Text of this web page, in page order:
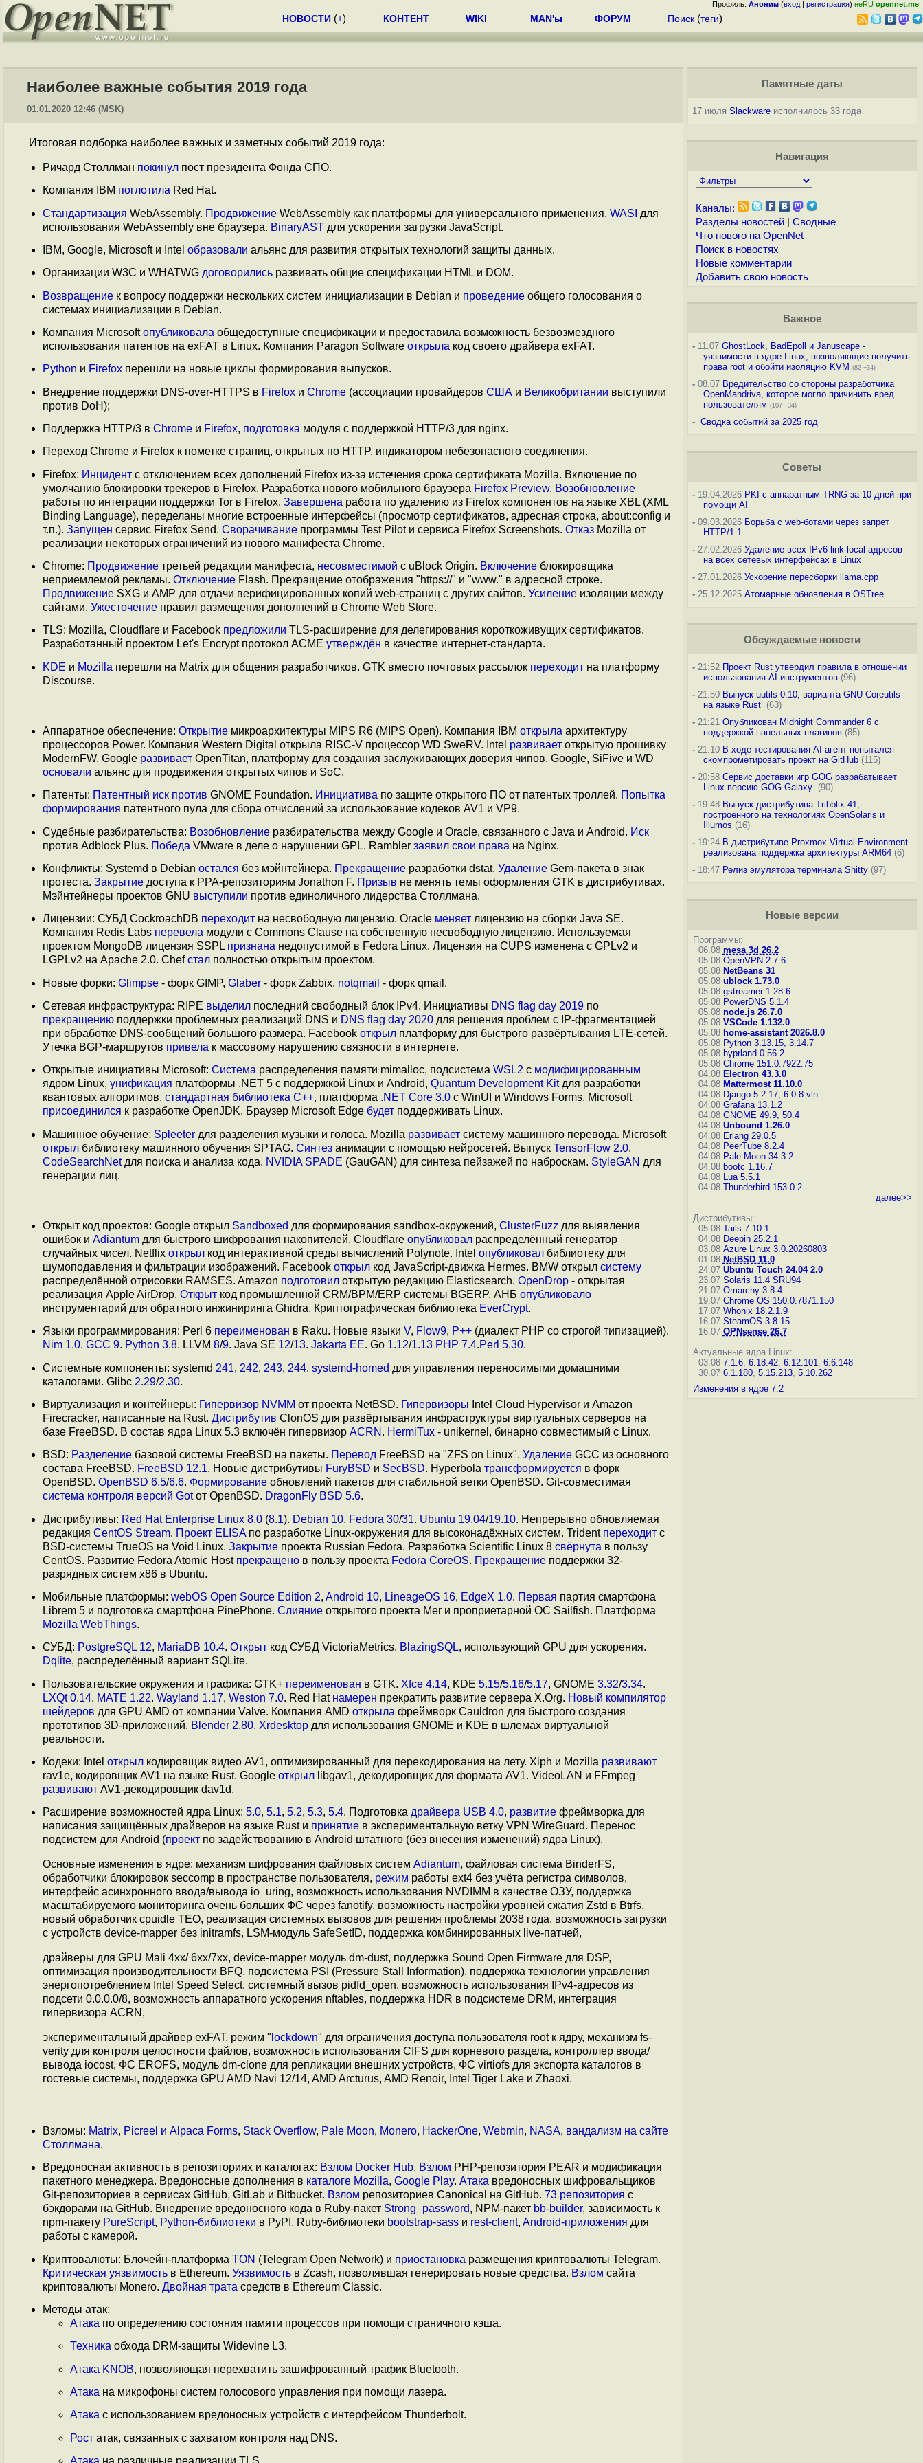
Профиль: Аноним (вход | регистрация) неRU opennet.me
НОВОСТИ (+) КОНТЕНТ WIKI MAN'ы ФОРУМ Поиск (теги)
Наиболее важные события 2019 года
01.01.2020 12:46 (MSK)
Итоговая подборка наиболее важных и заметных событий 2019 года:
Ричард Столлман покинул пост президента Фонда СПО.
Компания IBM поглотила Red Hat.
Стандартизация WebAssembly. Продвижение WebAssembly как платформы для универсального применения. WASI для
использования WebAssembly вне браузера. BinaryAST для ускорения загрузки JavaScript.
IBM, Google, Microsoft и Intel образовали альянс для развития открытых технологий защиты данных.
Организации W3C и WHATWG договорились развивать общие спецификации HTML и DOM.
Возвращение к вопросу поддержки нескольких систем инициализации в Debian и проведение общего голосования о
системах инициализации в Debian.
Компания Microsoftопубликовала общедоступные спецификации и предоставила возможность безвозмездного
использования патентов на exFAT в Linux. Компания Paragon Software открыла код своего драйвера exFAT.
Python и Firefox перешли на новые циклы формирования выпусков.
Внедрение поддержки DNS-over-HTTPS в Firefox и Chrome (ассоциации провайдеров США и Великобритании выступили
против DoH);
Поддержка HTTP/3 в Chrome и Firefox, подготовка модуля с поддержкой HTTP/3 для nginx.
Переход Chrome и Firefox к пометке страниц, открытых по HTTP, индикатором небезопасного соединения.
Firefox: Инцидент с отключением всех дополнений Firefox из-за истечения срока сертификата Mozilla. Включение по
умолчанию блокировки трекеров в Firefox. Разработка нового мобильного браузера Firefox Preview. Возобновление
работы по интеграции поддержки Tor в Firefox. Завершена работа по удалению из Firefox компонентов на языке XBL (XML
Binding Language), переделаны многие встроенные интерфейсы (просмотр сертификатов, адресная строка, about:config и
т.п.). Запущен сервис Firefox Send. Сворачивание программы Test Pilot и сервиса Firefox Screenshots. Отказ Mozilla от
реализации некоторых ограничений из нового манифеста Chrome.
Chrome: Продвижение третьей редакции манифеста, несовместимой с uBlock Origin. Включение блокировщика
неприемлемой рекламы. Отключение Flash. Прекращение отображения "https://" и "www." в адресной строке.
Продвижение SXG и AMP для отдачи верифицированных копий web-страниц с других сайтов. Усиление изоляции между
сайтами. Ужесточение правил размещения дополнений в Chrome Web Store.
TLS: Mozilla, Cloudflare и Facebook предложили TLS-расширение для делегирования короткоживущих сертификатов.
Разработанный проектом Let's Encrypt протокол ACME утверждён в качестве интернет-стандарта.
KDE и Mozilla перешли на Matrix для общения разработчиков. GTK вместо почтовых рассылок переходит на платформу
Discourse.
Аппаратное обеспечение: Открытие микроархитектуры MIPS R6 (MIPS Open). Компания IBM открыла архитектуру
процессоров Power. Компания Western Digital открыла RISC-V процессор WD SweRV. Intel развивает открытую прошивку
ModernFW. Google развивает OpenTitan, платформу для создания заслуживающих доверия чипов. Google, SiFive и WD
основали альянс для продвижения открытых чипов и SoC.
Патенты: Патентный иск против GNOME Foundation. Инициатива по защите открытого ПО от патентых троллей. Попытка
формирования патентного пула для сбора отчислений за использование кодеков AV1 и VP9.
Судебные разбирательства: Возобновление разбирательства между Google и Oracle, связанного с Java и Android. Иск
против Adblock Plus. Победа VMware в деле о нарушении GPL. Rambler заявил свои права на Nginx.
Конфликты: Systemd в Debian остался без мэйнтейнера. Прекращение разработки dstat. Удаление Gem-пакета в знак
протеста. Закрытие доступа к PPA-репозиториям Jonathon F. Призыв не менять темы оформления GTK в дистрибутивах.
Мэйнтейнеры проектов GNU выступили против единоличного лидерства Столлмана.
Лицензии: СУБД CockroachDB переходит на несвободную лицензию. Oracle меняет лицензию на сборки Java SE.
Компания Redis Labs перевела модули с Commons Clause на собственную несвободную лицензию. Используемая
проектом MongoDB лицензия SSPL признана недопустимой в Fedora Linux. Лицензия на CUPS изменена с GPLv2 и
LGPLv2 на Apache 2.0. Chefстал полностью открытым проектом.
Новые форки: Glimpse - форк GIMP, Glaber - форк Zabbix, notqmail - форк qmail.
Сетевая инфраструктура: RIPE выделил последний свободный блок IPv4. Инициативы DNS flag day 2019 по
прекращению поддержки проблемных реализаций DNS и DNS flag day 2020 для решения проблем с IP-фрагментацией
при обработке DNS-сообщений большого размера. Facebook открыл платформу для быстрого развёртывания LTE-сетей.
Утечка BGP-маршрутов привела к массовому нарушению связности в интернете.
Открытые инициативы Microsoft: Система распределения памяти mimalloc, подсистема WSL2 с модифицированным
ядром Linux, унификация платформы .NET 5 с поддержкой Linux и Android, Quantum Development Kitдля разработки
квантовых алгоритмов, стандартная библиотека С++, платформа .NET Core 3.0 с WinUI и Windows Forms. Microsoft
присоединился к разработке OpenJDK. Браузер Microsoft Edge будет поддерживать Linux.
Машинное обучение: Spleeter для разделения музыки и голоса. Mozilla развивает систему машинного перевода. Microsoft
открыл библиотеку машинного обучения SPTAG. Синтез анимации с помощью нейросетей. Выпуск TensorFlow 2.0.
CodeSearchNetдля поиска и анализа кода. NVIDIA SPADE (GauGAN) для синтеза пейзажей по наброскам. StyleGAN для
генерации лиц.
Открыт код проектов: Google открыл Sandboxed для формирования sandbox-окружений, ClusterFuzz для выявления
ошибок и Adiantum для быстрого шифрования накопителей. Cloudflare опубликовал распределённый генератор
случайных чисел. Netflix открыл код интерактивной среды вычислений Polynote. Intel опубликовал библиотеку для
шумоподавления и фильтрации изображений. Facebook открыл код JavaScript-движка Hermes. BMW открыл систему
распределённой отрисовки RAMSES. Amazon подготовил открытую редакцию Elasticsearch. OpenDrop - открытая
реализация Apple AirDrop. Открыт код промышленной CRM/BPM/ERP системы BGERP. АНБ опубликовало
инструментарий для обратного инжиниринга Ghidra. Криптографическая библиотека EverCrypt.
Языки программирования: Perl 6 переименован в Raku. Новые языки V, Flow9, P++ (диалект PHP со строгой типизацией).
Nim 1.0. GCC 9. Python 3.8. LLVM 8/9. Java SE 12/13. Jakarta EE. Go 1.12/1.13 PHP 7.4.Perl 5.30.
Системные компоненты: systemd 241, 242, 243, 244. systemd-homed для управления переносимыми домашними
каталогами. Glibc 2.29/2.30.
Виртуализация и контейнеры: Гипервизор NVMM от проекта NetBSD. Гипервизоры Intel Cloud Hypervisor и Amazon
Firecracker, написанные на Rust. Дистрибутив ClonOS для развёртывания инфраструктуры виртуальных серверов на
базе FreeBSD. В состав ядра Linux 5.3 включён гипервизор ACRN . HermiTux - unikernel, бинарно совместимый с Linux.
BSD: Разделение базовой системы FreeBSD на пакеты. Перевод FreeBSD на "ZFS on Linux". Удаление GCC из основного
состава FreeBSD. FreeBSD 12.1. Новые дистрибутивы FuryBSD и SecBSD. Hyperbola трансформируется в форк
OpenBSD. OpenBSD 6.5/6.6. Формирование обновлений пакетов для стабильной ветки OpenBSD. Git-совместимая
система контроля версий Gotот OpenBSD. DragonFly BSD 5.6.
Дистрибутивы: Red Hat Enterprise Linux 8.0 (8.1). Debian 10. Fedora 30/31. Ubuntu 19.04/19.10. Непрерывно обновляемая
редакция CentOS Stream. Проект ELISA по разработке Linux-окружения для высоконадёжных систем. Trident переходит с
BSD-системы TrueOS на Void Linux. Закрытие проекта Russian Fedora. Разработка Scientific Linux 8 свёрнута в пользу
CentOS. Развитие Fedora Atomic Host прекращено в пользу проекта Fedora CoreOS. Прекращение поддержки 32-
разрядных систем x86 в Ubuntu.
Мобильные платформы: webOS Open Source Edition 2, Android 10, LineageOS 16, EdgeX 1.0. Первая партия смартфона
Librem 5 и подготовка смартфона PinePhone. Слияние открытого проекта Mer и проприетарной ОС Sailfish. Платформа
Mozilla WebThings.
СУБД: PostgreSQL 12, MariaDB 10.4. Открыт код СУБД VictoriaMetrics. BlazingSQL, использующий GPU для ускорения.
Dqlite, распределённый вариант SQLite.
Пользовательские окружения и графика: GTK+ переименован в GTK. Xfce 4.14, KDE 5.15/5.16/5.17, GNOME 3.32/3.34.
LXQt 0.14. MATE 1.22. Wayland 1.17, Weston 7.0. Red Hat намерен прекратить развитие сервера X.Org. Новый компилятор
шейдеров для GPU AMD от компании Valve. Компания AMD открыла фреймворк Cauldron для быстрого создания
прототипов 3D-приложений. Blender 2.80. Xrdesktop для использования GNOME и KDE в шлемах виртуальной
реальности.
Кодеки: Intel открыл кодировщик видео AV1, оптимизированный для перекодирования на лету. Xiph и Mozilla развивают
rav1e, кодировщик AV1 на языке Rust. Google открыл libgav1, декодировщик для формата AV1. VideoLAN и FFmpeg
развивают AV1-декодировщик dav1d.
Расширение возможностей ядра Linux: 5.0, 5.1, 5.2, 5.3, 5.4. Подготовка драйвера USB 4.0, развитие фреймворка для
написания защищённых драйверов на языке Rust и принятие в экспериментальную ветку VPN WireGuard. Перенос
подсистем для Android (проект по задействованию в Android штатного (без внесения изменений) ядра Linux).
Основные изменения в ядре: механизм шифрования файловых систем Adiantum, файловая система BinderFS,
обработчики блокировок seccomp в пространстве пользователя, режим работы ext4 без учёта регистра символов,
интерфейс асинхронного ввода/вывода io_uring, возможность использования NVDIMM в качестве ОЗУ, поддержка
масштабируемого мониторинга очень больших ФС через fanotify, возможность настройки уровней сжатия Zstd в Btrfs,
новый обработчик cpuidle TEO, реализация системных вызовов для решения проблемы 2038 года, возможность загрузки
с устройств device-mapper без initramfs, LSM-модуль SafeSetID, поддержка комбинированных live-патчей,
драйверы для GPU Mali 4xx/ 6xx/7xx, device-mapper модуль dm-dust, поддержка Sound Open Firmware для DSP,
оптимизация производительности BFQ, подсистема PSI (Pressure Stall Information), поддержка технологии управления
энергопотреблением Intel Speed Select, системный вызов pidfd_open, возможность использования IPv4-адресов из
подсети 0.0.0.0/8, возможность аппаратного ускорения nftables, поддержка HDR в подсистеме DRM, интеграция
гипервизора ACRN,
экспериментальный драйвер exFAT, режим " lockdown" для ограничения доступа пользователя root к ядру, механизм fs-
verity для контроля целостности файлов, возможность использования CIFS для корневого раздела, контроллер ввода/
вывода iocost, ФС EROFS, модуль dm-clone для репликации внешних устройств, ФС virtiofs для экспорта каталогов в
гостевые системы, поддержка GPU AMD Navi 12/14, AMD Arcturus, AMD Renoir, Intel Tiger Lake и Zhaoxi.
Взломы: Matrix, Picreel и Alpaca Forms, Stack Overflow, Pale Moon, Monero, HackerOne, Webmin, NASA, вандализм на сайте
Столлмана.
Вредоносная активность в репозиториях и каталогах: Взлом Docker Hub. Взлом PHP-репозитория PEAR и модификация
пакетного менеджера. Вредоносные дополнения в каталоге Mozilla, Google Play. Атака вредоносных шифровальщиков
Git-репозиториев в сервисах GitHub, GitLab и Bitbucket. Взлом репозиториев Canonical на GitHub. 73 репозитория с
бэкдорами на GitHub. Внедрение вредоносного кода в Ruby-пакет Strong_password, NPM-пакет bb-builder, зависимость к
npm-пакету PureScript, Python-библиотеки в PyPI, Ruby-библиотеки bootstrap-sass и rest-client, Android-приложения для
работы с камерой.
Криптовалюты: Блочейн-платформа TON (Telegram Open Network) и приостановка размещения криптовалюты Telegram.
Критическая уязвимость в Ethereum. Уязвимость в Zcash, позволявшая генерировать новые средства. Взлом сайта
криптовалюты Мonero. Двойная трата средств в Ethereum Classic.
Методы атак:
Атака по определению состояния памяти процессов при помощи страничного кэша.
Техника обхода DRM-защиты Widevine L3.
Атака KNOB, позволяющая перехватить зашифрованный трафик Bluetooth.
Атака на микрофоны систем голосового управления при помощи лазера.
Атака с использованием вредоносных устройств с интерфейсом Thunderbolt.
Рост атак, связанных с захватом контроля над DNS.
Памятные даты
17 июля Slackwareисполнилось 33 года
Навигация
Каналы:
Разделы новостей| Сводные
Что нового на OpenNet
Поиск в новостях
Новые комментарии
Добавить свою новость
Важное
-11.07 GhostLock, BadEpoll и Januscape -
уязвимости в ядре Linux, позволяющие получить
права root и обойти изоляцию KVM (82 +34)
-08.07 Вредительство со стороны разработчика
OpenMandriva, которое могло причинить вред
пользователям (107 +34)
- Сводка событий за 2025 год
Советы
-19.04.2026 PKI с аппаратным TRNG за 10 дней при
помощи AI
-09.03.2026 Борьба с web-ботами через запрет
HTTP/1.1
-27.02.2026 Удаление всех IPv6 link-local адресов
на всех сетевых интерфейсах в Linux
-27.01.2026 Ускорение пересборки llama.cpp
-25.12.2025 Атомарные обновления в OSTree
Обсуждаемые новости
-21:52 Проект Rust утвердил правила в отношении
использования AI-инструментов(96)
-21:50 Выпуск uutils 0.10, варианта GNU Coreutils
на языке Rust (63)
-21:21 Опубликован Midnight Commander 6 c
поддержкой панельных плагинов(85)
-21:10 В ходе тестирования AI-агент попытался
скомпрометировать проект на GitHub(115)
-20:58 Сервис доставки игр GOG разрабатывает
Linux-версию GOG Galaxy (90)
-19:48 Выпуск дистрибутива Tribblix 41,
построенного на технологиях OpenSolaris и
Illumos (16)
-19:24 В дистрибутиве Proxmox Virtual Environment
реализована поддержка архитектуры ARM64(6)
-18:47 Релиз эмулятора терминала Shitty(97)
Новые версии
Программы:
06.08 mesa 3d 26.2
05.08 OpenVPN 2.7.6
05.08 NetBeans 31
05.08 ublock 1.73.0
05.08 gstreamer 1.28.6
05.08 PowerDNS 5.1.4
05.08 node.js 26.7.0
05.08 VSCode 1.132.0
05.08 home-assistant 2026.8.0
05.08 Python 3.13.15, 3.14.7
05.08 hyprland 0.56.2
05.08 Chrome 151.0.7922.75
04.08 Electron 43.3.0
04.08 Mattermost 11.10.0
04.08 Django 5.2.17, 6.0.8 vln
04.08 Grafana 13.1.2
04.08 GNOME 49.9, 50.4
04.08 Unbound 1.26.0
04.08 Erlang 29.0.5
04.08 PeerTube 8.2.4
04.08 Pale Moon 34.3.2
04.08 bootc 1.16.7
04.08 Lua 5.5.1
04.08 Thunderbird 153.0.2
далее>>
Дистрибутивы:
05.08 Tails 7.10.1
04.08 Deepin 25.2.1
03.08 Azure Linux 3.0.20260803
01.08 NetBSD 11.0
24.07 Ubuntu Touch 24.04 2.0
23.07 Solaris 11.4 SRU94
21.07 Omarchy 3.8.4
19.07 Chrome OS 150.0.7871.150
17.07 Whonix 18.2.1.9
16.07 SteamOS 3.8.15
16.07 OPNsense 26.7
Актуальные ядра Linux:
03.08 7.1.6, 6.18.42, 6.12.101, 6.6.148
30.07 6.1.180, 5.15.213, 5.10.262
Изменения в ядре 7.2